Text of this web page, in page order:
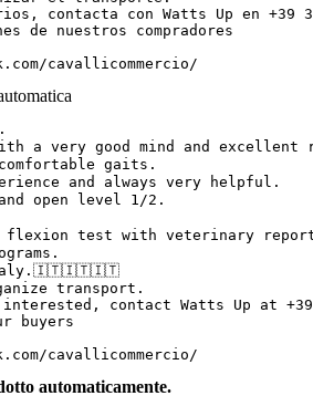
contacta con Watts Up en +39
de nuestros compradores
cavallicommercio/
a very good mind and
gaits.
and always very helpful.
open level 1/2.
flexion test with veterinary
transport.
contact Watts Up at
buyers
cavallicommercio/
automaticamente.